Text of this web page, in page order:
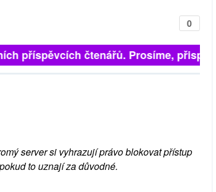
0
příspěvcích čtenářů. Prosíme, přispějte. ➥
server si vyhrazují právo blokovat přístup
to uznají za důvodné.